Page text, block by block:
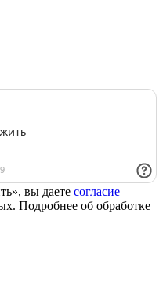
вы даете согласие
Подробнее об обработке